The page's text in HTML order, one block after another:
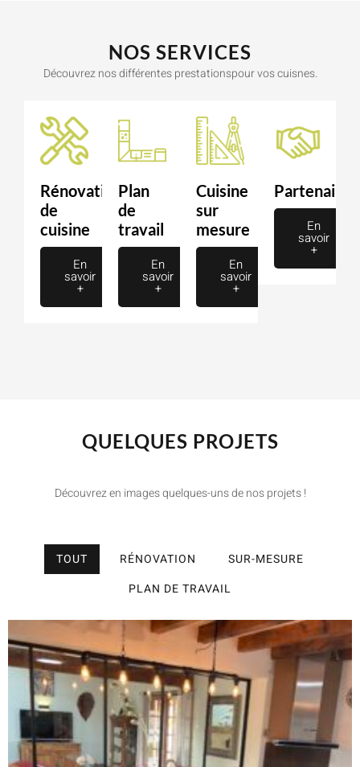
NOS SERVICES
Découvrez nos différentes prestationspour vos cuisnes.
Rénovation
de
cuisine
En
savoir
+
Plan
de
travail
En
savoir
+
Cuisine
sur
mesure
En
savoir
+
Partenaire
En
savoir
+
QUELQUES PROJETS
Découvrez en images quelques-uns de nos projets !
TOUT RÉNOVATION
SUR-MESURE
PLAN DE TRAVAIL